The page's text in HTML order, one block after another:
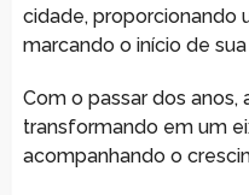
cidade, proporcionando
marcando o início de
Com o passar dos anos,
transformando em um
acompanhando o